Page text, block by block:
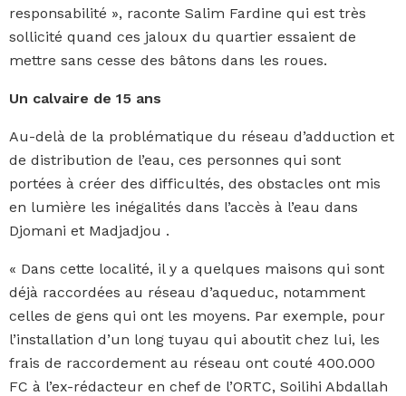
responsabilité », raconte Salim Fardine qui est très
sollicité quand ces jaloux du quartier essaient de
mettre sans cesse des bâtons dans les roues.
Un calvaire de 15 ans
Au-delà de la problématique du réseau d’adduction et
de distribution de l’eau, ces personnes qui sont
portées à créer des difficultés, des obstacles ont mis
en lumière les inégalités dans l’accès à l’eau dans
Djomani et Madjadjou .
« Dans cette localité, il y a quelques maisons qui sont
déjà raccordées au réseau d’aqueduc, notamment
celles de gens qui ont les moyens. Par exemple, pour
l’installation d’un long tuyau qui aboutit chez lui, les
frais de raccordement au réseau ont couté 400.000
FC à l’ex-rédacteur en chef de l’ORTC, Soilihi Abdallah